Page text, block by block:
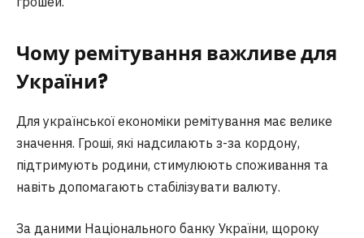
Чому ремітування важливе для
України?
Для української економіки ремітування має велике
значення. Гроші, які надсилають з-за кордону,
підтримують родини, стимулюють споживання та
навіть допомагають стабілізувати валюту.
За даними Національного банку України, щороку